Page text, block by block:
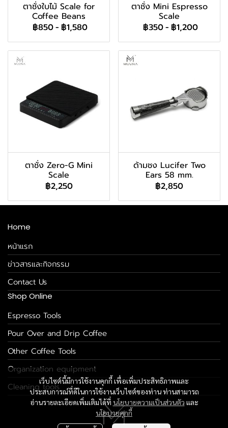
ตาชั่งใบไม้ Scale for
Coffee Beans
฿850- ฿1,580
ตาชั่ง Mini Espresso
Scale
฿350- ฿1,200
ตาชั่ง Zero-G Mini
Scale
฿2,250
ด้ามชง Lucifer Two
Ears 58 mm.
฿2,850
เว็บไซต์นี้มีการใช้งานคุกกี้ เพื่อเพิ่มประสิทธิภาพและ
ประสบการณ์ที่ดีในการใช้งานเว็บไซต์ของท่าน ท่านสามารถ
อ่านรายละเอียดเพิ่มเติมได้ที่ นโยบายความเป็นส่วนตัว และ
นโยบายคุกกี้
Home
หน้าแรก
ข่าวสารและกิจกรรม
Contact Us
Shop Online
Espresso Tools
Pour Over and Drip Coffee
Other Coffee Tools
Organization equipment
Cleaning tools